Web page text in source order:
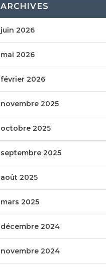
ARCHIVES
juin 2026
mai 2026
février 2026
novembre 2025
octobre 2025
septembre 2025
août 2025
mars 2025
décembre 2024
novembre 2024